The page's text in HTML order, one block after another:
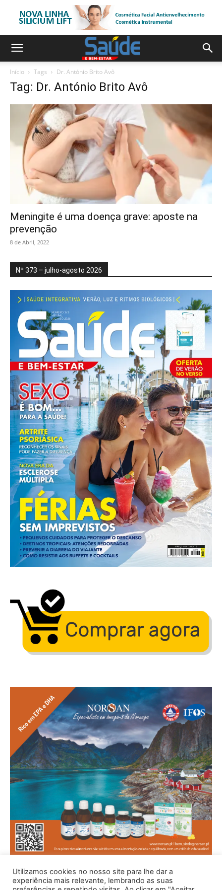
Início Tags Dr. António Brito Avô
Tag: Dr. António Brito Avô
Meningite é uma doença grave: aposte na
prevenção
8 de Abril, 2022
Nº 373 – julho-agosto 2026
Utilizamos cookies no nosso site para lhe dar a
experiência mais relevante, lembrando as suas